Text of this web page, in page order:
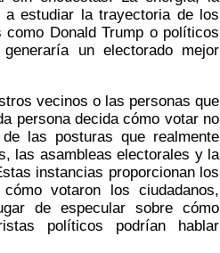
estudiar la trayectoria de los
Donald Trump o políticos
un electorado mejor
vecinos o las personas que
persona decida cómo votar no
las posturas que realmente
las asambleas electorales y la
instancias proporcionan los
votaron los ciudadanos,
de especular sobre cómo
políticos podrían hablar